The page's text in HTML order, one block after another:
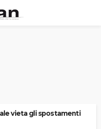
vieta gli spostamenti